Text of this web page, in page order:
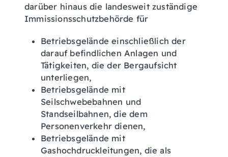
darüber hinaus die landesweit zuständige
Immissionsschutzbehörde für
Betriebsgelände einschließlich der
darauf befindlichen Anlagen und
Tätigkeiten, die der Bergaufsicht
unterliegen,
Betriebsgelände mit
Seilschwebebahnen und
Standseilbahnen, die dem
Personenverkehr dienen,
Betriebsgelände mit
Gashochdruckleitungen, die als